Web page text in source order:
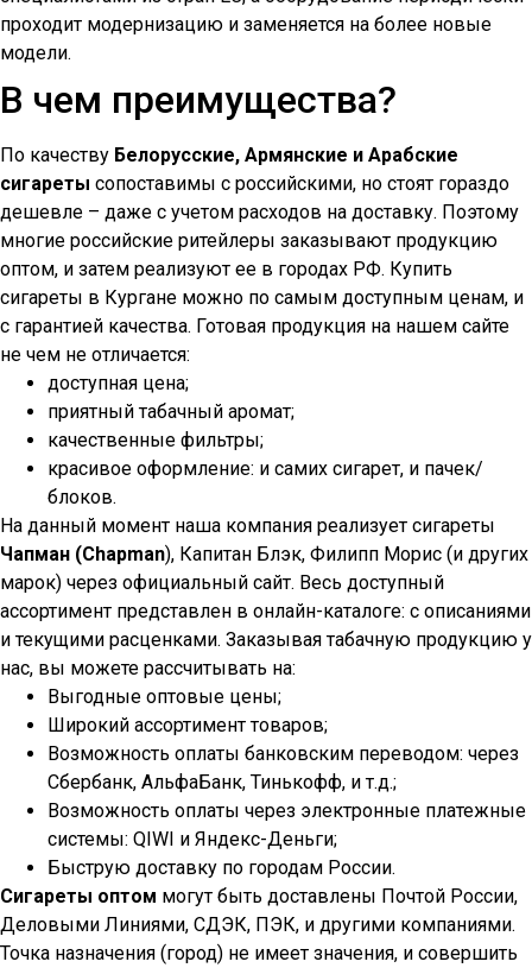
проходит модернизацию и заменяется на более новые
модели.
В чем преимущества?
По качеству Белорусские, Армянские и Арабские
сигареты сопоставимы с российскими, но стоят гораздо
дешевле – даже с учетом расходов на доставку. Поэтому
многие российские ритейлеры заказывают продукцию
оптом, и затем реализуют ее в городах РФ. Купить
сигареты в Кургане можно по самым доступным ценам, и
с гарантией качества. Готовая продукция на нашем сайте
не чем не отличается:
доступная цена;
приятный табачный аромат;
качественные фильтры;
красивое оформление: и самих сигарет, и пачек/
блоков.
На данный момент наша компания реализует сигареты
Чапман (Chapman), Капитан Блэк, Филипп Морис (и других
марок) через официальный сайт. Весь доступный
ассортимент представлен в онлайн-каталоге: с описаниями
и текущими расценками. Заказывая табачную продукцию у
нас, вы можете рассчитывать на:
Выгодные оптовые цены;
Широкий ассортимент товаров;
Возможность оплаты банковским переводом: через
Сбербанк, АльфаБанк, Тинькофф, и т.д.;
Возможность оплаты через электронные платежные
системы: QIWI и Яндекс-Деньги;
Быструю доставку по городам России.
Сигареты оптом могут быть доставлены Почтой России,
Деловыми Линиями, СДЭК, ПЭК, и другими компаниями.
Точка назначения (город) не имеет значения, и совершить